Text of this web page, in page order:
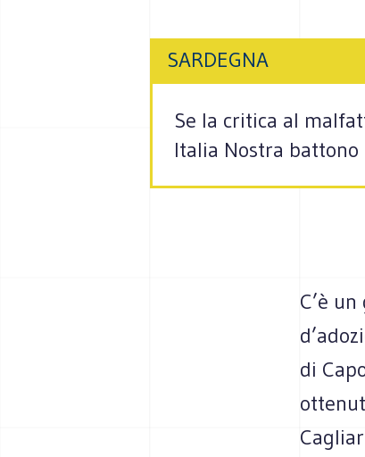
SARDEGNA
Se la critica al
Italia Nostra
C’è
di